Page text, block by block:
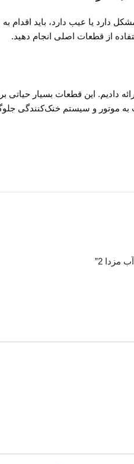
راهی آب مزدا 2 یا هوزینگ آب مزدا 2 در خودروی خود
از قطعات اصلی انجام دهید.
به موتور و سیستم خنک‌کنندگی